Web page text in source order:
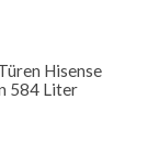
Hisense
584 Liter